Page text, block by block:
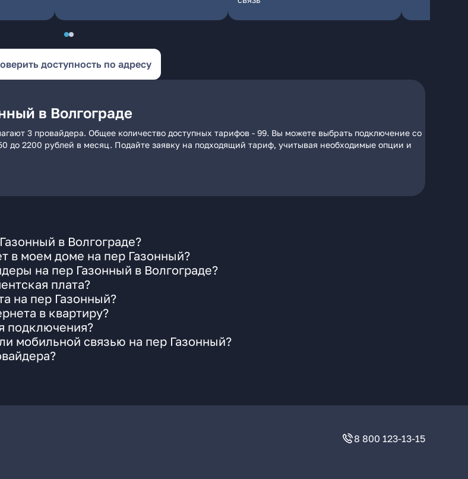
доступность по адресу
в Волгограде
3 провайдера. Общее количество доступных тарифов - 99. Вы можете выбрать подключение со
до 2200 рублей в месяц. Подайте заявку на подходящий тариф, учитывая необходимые опции и
в Волгограде?
в моем доме на пер Газонный?
на пер Газонный в Волгограде?
плата?
на пер Газонный?
в квартиру?
подключения?
мобильной связью на пер Газонный?
8 800 123-13-15